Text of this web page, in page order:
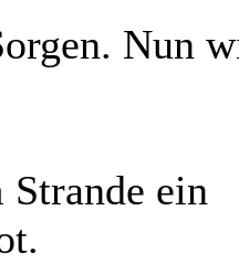
Nun
ein